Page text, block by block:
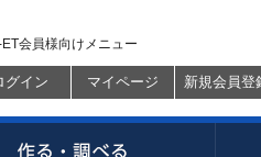
会員様向けメニュー
グイン マイページ 新規会員登